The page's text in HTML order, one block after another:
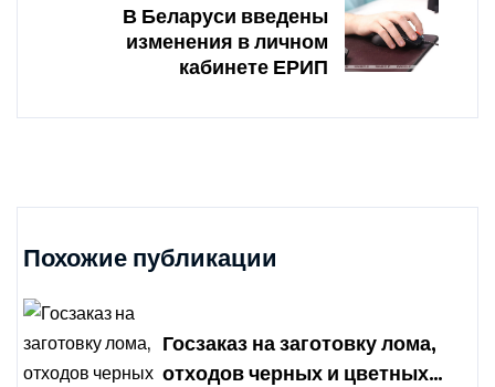
В Беларуси введены
изменения в личном
кабинете ЕРИП
Похожие публикации
Госзаказ на заготовку лома,
отходов черных и цветных